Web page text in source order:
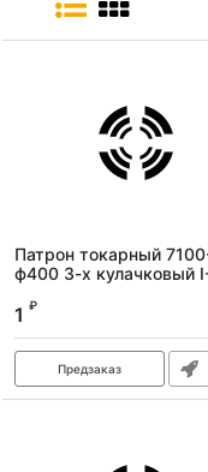
Патрон токарный
ф400 3-х кулачковый
Артикул:
1 ₽
Предзаказ